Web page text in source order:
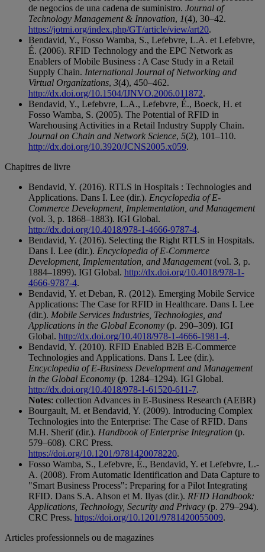
de negocios de una cadena de suministro. Journal of
Technology Management & Innovation, 1(4), 30–42.
https://jotmi.org/index.php/GT/article/view/art20.
Bendavid, Y., Fosso Wamba, S., Lefebvre, L.A. et Lefebvre,
É. (2006). RFID Technology and the EPC Network as
Enablers of Mobile Business : A Case Study in a Retail
Supply Chain. International Journal of Networking and
Virtual Organizations, 3(4), 450–462.
http://dx.doi.org/10.1504/IJNVO.2006.011872.
Bendavid, Y., Lefebvre, L.A., Lefebvre, É., Boeck, H. et
Fosso Wamba, S. (2005). The Potential of RFID in
Warehousing Activities in a Retail Industry Supply Chain.
Journal on Chain and Network Science, 5(2), 101–110.
http://dx.doi.org/10.3920/JCNS2005.x059.
Chapitres de livre
Bendavid, Y. (2016). RTLS in Hospitals : Technologies and
Applications. Dans I. Lee (dir.). Encyclopedia of E-
Commerce Development, Implementation, and Management
(vol. 3, p. 1868–1883). IGI Global.
http://dx.doi.org/10.4018/978-1-4666-9787-4.
Bendavid, Y. (2016). Selecting the Right RTLS in Hospitals.
Dans I. Lee (dir.). Encyclopedia of E-Commerce
Development, Implementation, and Management(vol. 3, p.
1884–1899). IGI Global. http://dx.doi.org/10.4018/978-1-
4666-9787-4.
Bendavid, Y. et Deban, R. (2012). Emerging Mobile Service
Applications: The Case for RFID in Healthcare. Dans I. Lee
(dir.). Mobile Services Industries, Technologies, and
Applications in the Global Economy (p. 290–309). IGI
Global. http://dx.doi.org/10.4018/978-1-4666-1981-4.
Bendavid, Y. (2010). RFID Enabled B2B E-Commerce
Technologies and Applications. Dans I. Lee (dir.).
Encyclopedia of E-Business Development and Management
in the Global Economy (p. 1284–1294). IGI Global.
http://dx.doi.org/10.4018/978-1-61520-611-7.
Notes: collection Advances in E-Business Research (AEBR)
Bourgault, M. et Bendavid, Y. (2009). Introducing Complex
Technologies into the Enterprise: The Case of RFID. Dans
M.H. Sherif (dir.). Handbook of Enterprise Integration (p.
579–608). CRC Press.
https://doi.org/10.1201/9781420078220.
Fosso Wamba, S., Lefebvre, É., Bendavid, Y. et Lefebvre, L.-
A. (2008). From Automatic Identification and Data Capture to
"Smart Business Process": Preparing for a Pilot Integrating
RFID. Dans S.A. Ahson et M. Ilyas (dir.). RFID Handbook:
Applications, Technology, Security and Privacy (p. 279–294).
CRC Press. https://doi.org/10.1201/9781420055009.
Articles professionnels ou de magazines